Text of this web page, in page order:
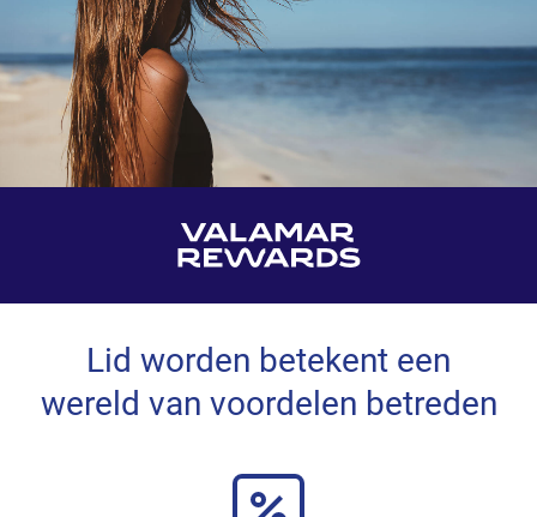
Lid worden betekent een
wereld van voordelen betreden